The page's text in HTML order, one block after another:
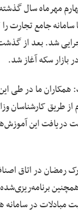
مهرماه سال
جامع تجارت
سکه آغاز شد.
همکاران ما در طی
طریق کارشناسان
دریافت این
رمضان در اتاق
مبادلات در